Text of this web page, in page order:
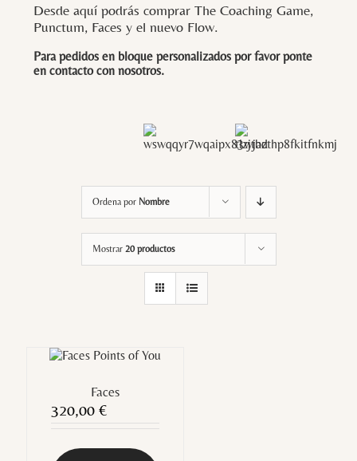
Desde aquí podrás comprar The Coaching Game,
Punctum, Faces y el nuevo Flow.
Para pedidos en bloque personalizados por favor ponte
en contacto con nosotros.
Ordena por Nombre
Mostrar 20 productos
Faces
320,00 €